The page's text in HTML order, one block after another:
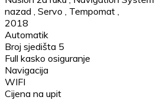
nazad Servo Tempomat
2018
Automatik
Broj sjedišta 5
Full kasko osiguranje
Navigacija
WIFI
Cijena na upit